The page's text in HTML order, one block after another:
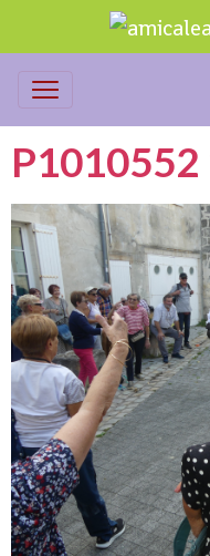
P1010552